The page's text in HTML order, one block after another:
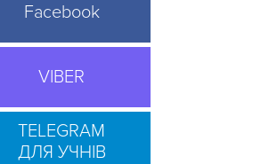
Facebook
VIBER
TELEGRAM
ДЛЯ УЧНІВ